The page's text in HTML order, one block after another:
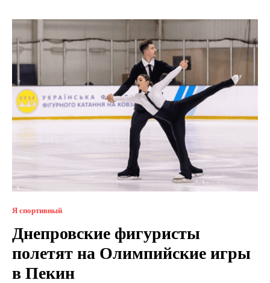
Я спортивный
Днепровские фигуристы
полетят на Олимпийские игры
в Пекин